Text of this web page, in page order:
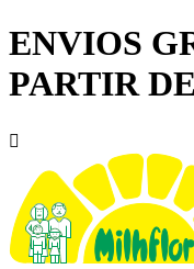
ENVIOS
PARTIR
